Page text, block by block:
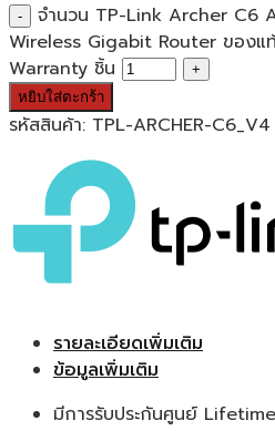
จำนวน TP-Link Archer C6
Wireless Gigabit Router ของ
Warranty ชิ้น
หยิบใส่ตะกร้า
รหัสสินค้า: TPL-ARCHER-C6_V4
รายละเอียดเพิ่มเติม
ข้อมูลเพิ่มเติม
มีการรับประกันศูนย์